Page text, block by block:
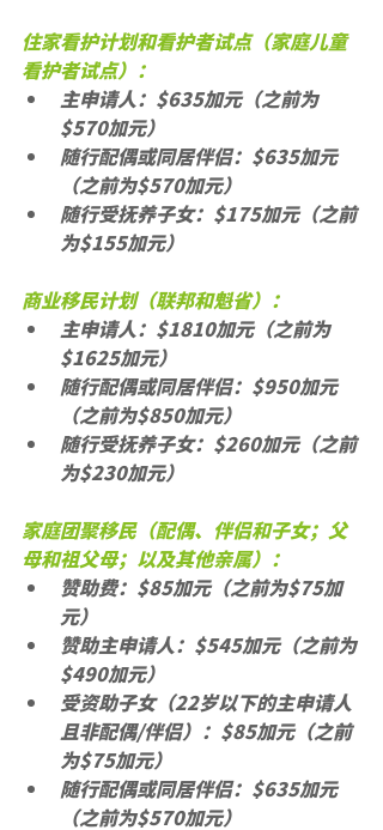
住家看护计划和看护者试点（家庭儿童
看护者试点）：
主申请人：$635加元（之前为
$570加元）
随行配偶或同居伴侣：$635加元
（之前为$570加元）
随行受抚养子女：$175加元（之前
为$155加元）
商业移民计划（联邦和魁省）：
主申请人：$1810加元（之前为
$1625加元）
随行配偶或同居伴侣：$950加元
（之前为$850加元）
随行受抚养子女：$260加元（之前
为$230加元）
家庭团聚移民（配偶、伴侣和子女；父
母和祖父母；以及其他亲属）：
赞助费：$85加元（之前为$75加
元）
赞助主申请人：$545加元（之前为
$490加元）
受资助子女（22岁以下的主申请人
且非配偶/伴侣）：$85加元（之前
为$75加元）
随行配偶或同居伴侣：$635加元
（之前为$570加元）